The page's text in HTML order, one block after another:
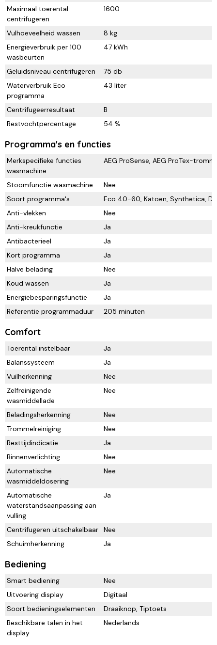
Maximaal toerental
centrifugeren
1600
Vulhoeveelheid wassen
8 kg
Energieverbruik per 100
wasbeurten
47 kWh
Geluidsniveau centrifugeren
75 db
Waterverbruik Eco
programma
43 liter
Centrifugeerresultaat
B
Restvochtpercentage
54 %
Programma's en functies
Merkspecifieke functies
wasmachine
AEG ProSense, AEG ProTex-
Stoomfunctie wasmachine
Nee
Soort programma's
Eco 40-60, Katoen, Synthetica,
Anti-vlekken
Nee
Anti-kreukfunctie
Ja
Antibacterieel
Ja
Kort programma
Ja
Halve belading
Nee
Koud wassen
Ja
Energiebesparingsfunctie
Ja
Referentie programmaduur
205 minuten
Comfort
Toerental instelbaar
Ja
Balanssysteem
Ja
Vuilherkenning
Nee
Zelfreinigende
wasmiddellade
Nee
Beladingsherkenning
Nee
Trommelreiniging
Nee
Resttijdindicatie
Ja
Binnenverlichting
Nee
Automatische
wasmiddeldosering
Nee
Automatische
waterstandsaanpassing aan
vulling
Ja
Centrifugeren uitschakelbaar
Nee
Schuimherkenning
Ja
Bediening
Smart bediening
Nee
Uitvoering display
Digitaal
Soort bedieningselementen
Draaiknop, Tiptoets
Beschikbare talen in het
display
Nederlands